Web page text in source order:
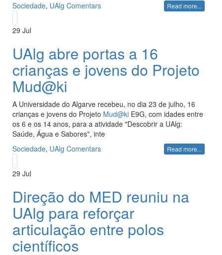
Sociedade, UAlg Comentars Read more...
29 Jul
UAlg abre portas a 16
crianças e jovens do Projeto
Mud@ki
A Universidade do Algarve recebeu, no dia 23 de julho, 16
crianças e jovens do Projeto Mud@ki E9G, com idades entre
os 6 e os 14 anos, para a atividade "Descobrir a UAlg:
Saúde, Água e Sabores", inte
Sociedade, UAlg Comentars Read more...
29 Jul
Direção do MED reuniu na
UAlg para reforçar
articulação entre polos
científicos